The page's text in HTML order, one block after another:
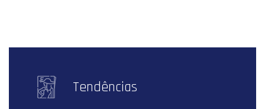
Tendências